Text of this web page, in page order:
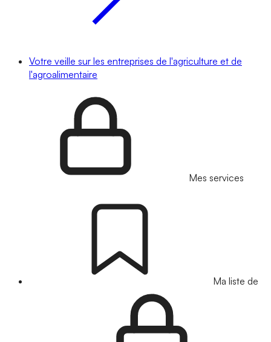
Votre veille sur les entreprises de l'agriculture et de
l'agroalimentaire
Mes services
Ma liste de